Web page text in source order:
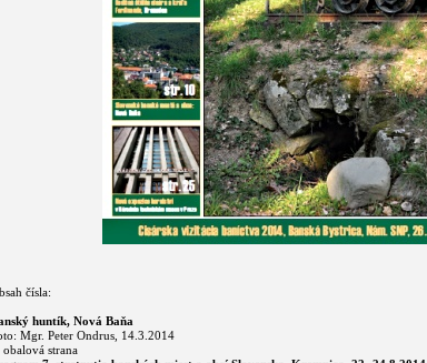
čísla:
huntík, Nová Baňa
Mgr. Peter Ondrus, 14.3.2014
obalová strana